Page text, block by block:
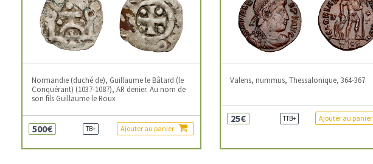
Normandie (duché de), Guillaume le Bâtard (le
Conquérant) (1037-1087), AR denier. Au nom de
son fils Guillaume le Roux
500€ TB+ Ajouter au panier
Valens, nummus, Thessalonique, 364-367
25€ TTB+ Ajouter au panier